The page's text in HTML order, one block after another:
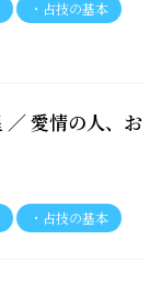
・占技の基本
／ 愛情の人、お
・占技の基本